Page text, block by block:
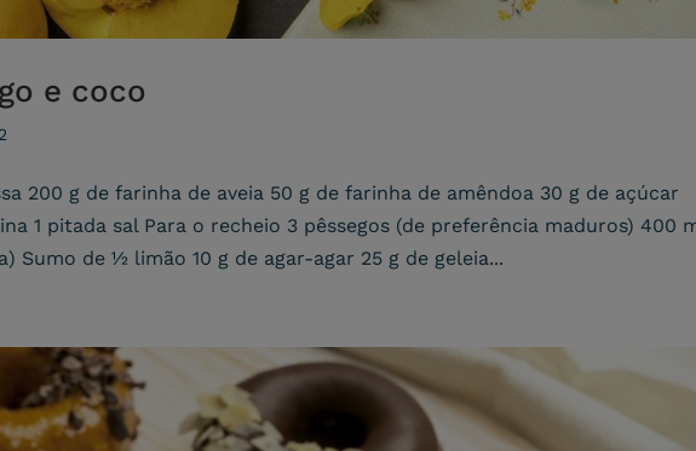
e coco
200 g de farinha de aveia 50 g de farinha de amêndoa 30 g de açúcar
1 pitada sal Para o recheio 3 pêssegos (de preferência maduros) 400
de 1⁄2 limão 10 g de agar-agar 25 g de geleia...